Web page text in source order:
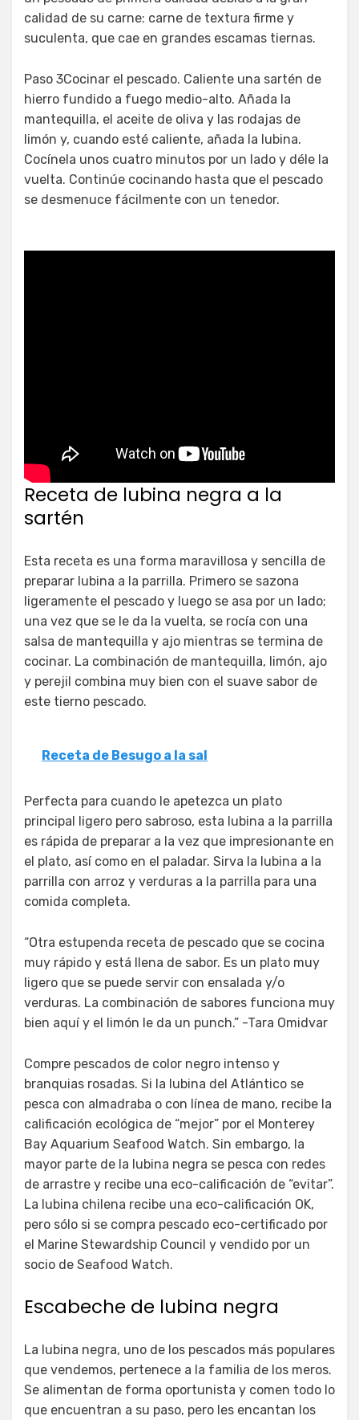
calidad de su carne: carne de textura firme y
suculenta, que cae en grandes escamas tiernas.
Paso 3Cocinar el pescado. Caliente una sartén de
hierro fundido a fuego medio-alto. Añada la
mantequilla, el aceite de oliva y las rodajas de
limón y, cuando esté caliente, añada la lubina.
Cocínela unos cuatro minutos por un lado y déle la
vuelta. Continúe cocinando hasta que el pescado
se desmenuce fácilmente con un tenedor.
Receta de lubina negra a la
sartén
Esta receta es una forma maravillosa y sencilla de
preparar lubina a la parrilla. Primero se sazona
ligeramente el pescado y luego se asa por un lado;
una vez que se le da la vuelta, se rocía con una
salsa de mantequilla y ajo mientras se termina de
cocinar. La combinación de mantequilla, limón, ajo
y perejil combina muy bien con el suave sabor de
este tierno pescado.
Receta de Besugo a la sal
Perfecta para cuando le apetezca un plato
principal ligero pero sabroso, esta lubina a la parrilla
es rápida de preparar a la vez que impresionante en
el plato, así como en el paladar. Sirva la lubina a la
parrilla con arroz y verduras a la parrilla para una
comida completa.
“Otra estupenda receta de pescado que se cocina
muy rápido y está llena de sabor. Es un plato muy
ligero que se puede servir con ensalada y/o
verduras. La combinación de sabores funciona muy
bien aquí y el limón le da un punch.” -Tara Omidvar
Compre pescados de color negro intenso y
branquias rosadas. Si la lubina del Atlántico se
pesca con almadraba o con línea de mano, recibe la
calificación ecológica de “mejor” por el Monterey
Bay Aquarium Seafood Watch. Sin embargo, la
mayor parte de la lubina negra se pesca con redes
de arrastre y recibe una eco-calificación de “evitar”.
La lubina chilena recibe una eco-calificación OK,
pero sólo si se compra pescado eco-certificado por
el Marine Stewardship Council y vendido por un
socio de Seafood Watch.
Escabeche de lubina negra
La lubina negra, uno de los pescados más populares
que vendemos, pertenece a la familia de los meros.
Se alimentan de forma oportunista y comen todo lo
que encuentran a su paso, pero les encantan los